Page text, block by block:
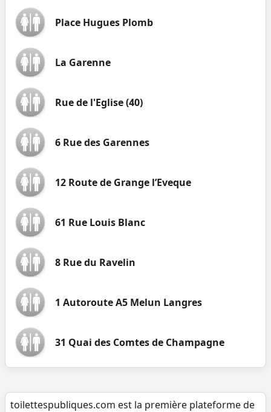
Place Hugues Plomb
La Garenne
Rue de l'Eglise (40)
6 Rue des Garennes
12 Route de Grange l’Eveque
61 Rue Louis Blanc
8 Rue du Ravelin
1 Autoroute A5 Melun Langres
31 Quai des Comtes de Champagne
toilettespubliques.com est la première plateforme de